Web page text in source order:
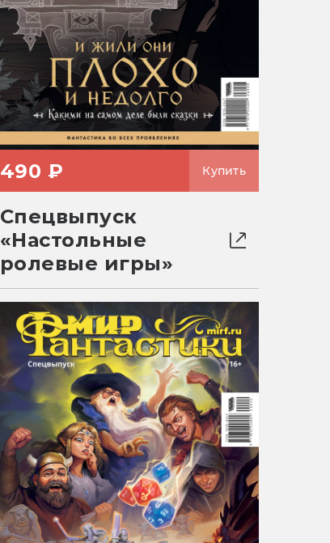
490 ₽ Купить
Спецвыпуск
«Настольные
ролевые игры»